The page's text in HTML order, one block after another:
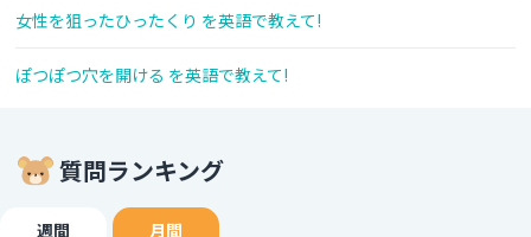
女性を狙ったひったくり を英語で教えて!
ぽつぽつ穴を開ける を英語で教えて!
質問ランキング
週間 月間